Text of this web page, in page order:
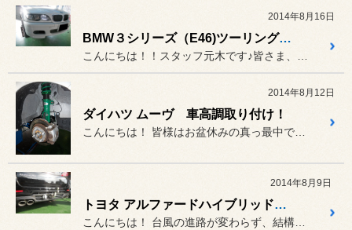
2014年8月16日
BMW３シリーズ（E46)ツーリング HID化～♪
2014年8月12日
ダイハツ ムーヴ 車高調取り付け！
2014年8月9日
トヨタ アルファードハイブリッド ソレックスヒッチメンバー加工取り付け！
こんにちは！ 台風の進路が変わらず、結構かすめ...